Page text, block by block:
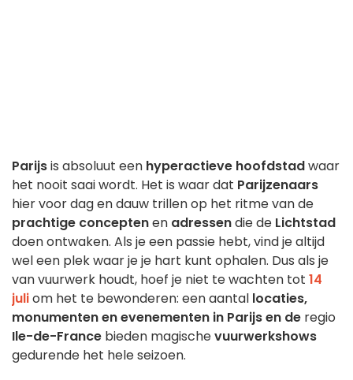
Parijsis absoluut een hyperactieve hoofdstadwaar
het nooit saai wordt. Het is waar dat Parijzenaars
hier voor dag en dauw trillen op het ritme van de
prachtige conceptenen adressendie de Lichtstad
doen ontwaken. Als je een passie hebt, vind je altijd
wel een plek waar je je hart kunt ophalen. Dus als je
van vuurwerk houdt, hoef je niet te wachten tot 14
juliom het te bewonderen: een aantal locaties,
monumenten en evenementen in Parijs en de regio
Ile-de-France bieden magischevuurwerkshows
gedurende het hele seizoen.